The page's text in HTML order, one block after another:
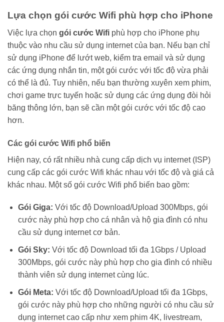
Lựa chọn gói cước Wifi phù hợp cho iPhone
Việc lựa chọn gói cước Wifi phù hợp cho iPhone phụ
thuộc vào nhu cầu sử dụng internet của bạn. Nếu bạn chỉ
sử dụng iPhone để lướt web, kiểm tra email và sử dụng
các ứng dụng nhắn tin, một gói cước với tốc độ vừa phải
có thể là đủ. Tuy nhiên, nếu bạn thường xuyên xem phim,
chơi game trực tuyến hoặc sử dụng các ứng dụng đòi hỏi
băng thông lớn, bạn sẽ cần một gói cước với tốc độ cao
hơn.
Các gói cước Wifi phổ biến
Hiện nay, có rất nhiều nhà cung cấp dịch vụ internet (ISP)
cung cấp các gói cước Wifi khác nhau với tốc độ và giá cả
khác nhau. Một số gói cước Wifi phổ biến bao gồm:
Gói Giga: Với tốc độ Download/Upload 300Mbps, gói
cước này phù hợp cho cá nhân và hộ gia đình có nhu
cầu sử dụng internet cơ bản.
Gói Sky: Với tốc độ Download tối đa 1Gbps / Upload
300Mbps, gói cước này phù hợp cho gia đình có nhiều
thành viên sử dụng internet cùng lúc.
Gói Meta: Với tốc độ Download/Upload tối đa 1Gbps,
gói cước này phù hợp cho những người có nhu cầu sử
dụng internet cao cấp như xem phim 4K, livestream,